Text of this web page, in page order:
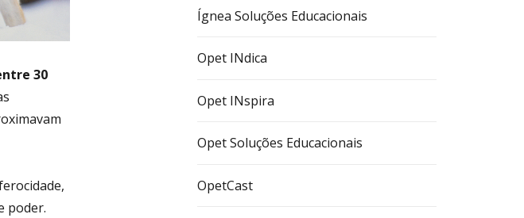
30
poder.
Ígnea Soluções Educacionais
Opet INdica
Opet INspira
Opet Soluções Educacionais
OpetCast